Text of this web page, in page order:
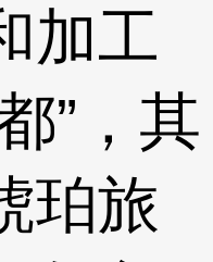
加工
”，其
珀旅